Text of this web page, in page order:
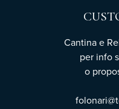
Cantina e
per info
o